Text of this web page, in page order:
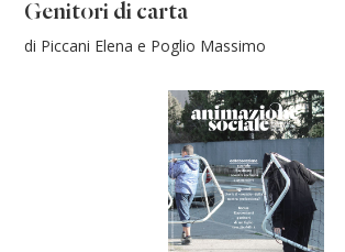
Genitori di carta
di Piccani Elena e Poglio Massimo